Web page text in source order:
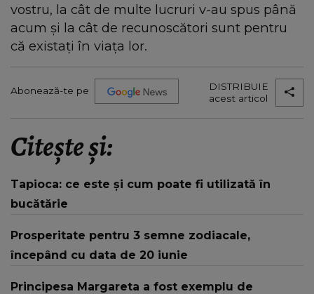
vostru, la cât de multe lucruri v-au spus până
acum și la cât de recunoscători sunt pentru
că existați în viața lor.
Abonează-te pe
DISTRIBUIE
acest articol
Citește și:
Tapioca: ce este și cum poate fi utilizată în
bucătărie
Prosperitate pentru 3 semne zodiacale,
începând cu data de 20 iunie
Principesa Margareta a fost exemplu de